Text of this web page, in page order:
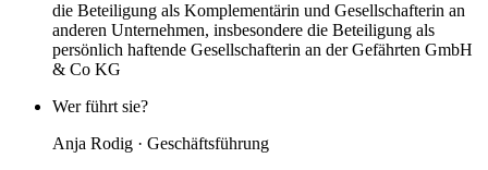
die Beteiligung als Komplementärin und Gesellschafterin an
anderen Unternehmen, insbesondere die Beteiligung als
persönlich haftende Gesellschafterin an der Gefährten GmbH
& Co KG
Wer führt sie?
Anja Rodig · Geschäftsführung